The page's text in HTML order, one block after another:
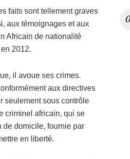
faits sont tellement graves
aux témoignages et aux
Africain de nationalité
2012.
il avoue ses crimes.
aux directives
seulement sous contrôle
criminel africain, qui se
de domicile, fournie par
en liberté.